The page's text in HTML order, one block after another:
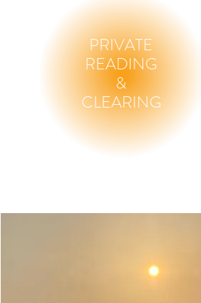
PRIVATE
READING
&
CLEARING